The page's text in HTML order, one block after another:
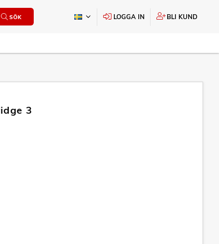
SÖK LOGGA IN BLI KUND
3